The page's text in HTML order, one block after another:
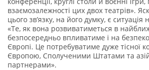
взаємозалежності цих двох театрів».
цього зв’язку, на його думку, є
«Те, як вона розвиватиметься в
безпосередньо впливатиме і на
Європі. Це потребуватиме дуже тісної
Європою, Сполученими Штатами та
партнерами».